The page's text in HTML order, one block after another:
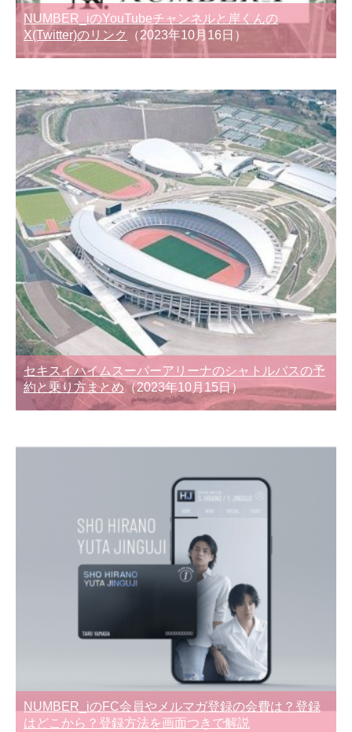
NUMBER_iのYouTubeチャンネルと岸くんの
X(Twitter)のリンク
（2023年10月16日）
セキスイハイムスーパーアリーナのシャトルバスの予
約と乗り方まとめ （2023年10月15日）
NUMBER_iのFC会員やメルマガ登録の会費は？登録
はどこから？登録方法を画面つきで解説